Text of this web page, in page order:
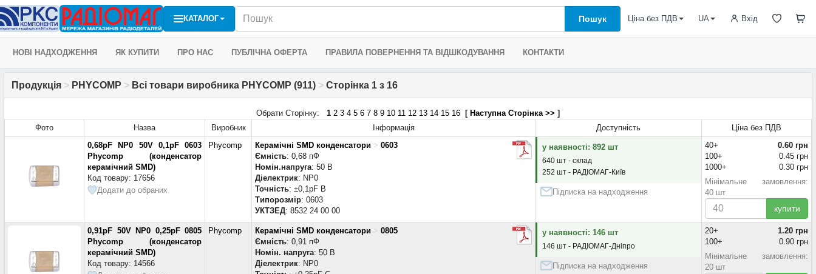
КАТАЛОГ Пошук Вхід
Ціна без ПДВ UA
НОВІ НАДХОДЖЕННЯ ЯК КУПИТИ ПРО НАС ПУБЛІЧНА ОФЕРТА ПРАВИЛА ПОВЕРНЕННЯ ТА ВІДШКОДУВАННЯ КОНТАКТИ
Продукція > PHYCOMP > Всі товари виробника PHYCOMP (911) > Сторінка 1 з 16
Обрати Сторінку: 1 2 3 4 5 6 7 8 9 10 11 12 13 14 15 16 [ Наступна Сторінка >> ]
Фото
Назва Виробник Інформація Доступність
Ціна без ПДВ
0,68pF NP0 50V 0,1pF 0603
Phycomp (конденсатор
керамічний SMD)
Код товару: 17656
Додати до обраних
Phycomp Керамічні SMD конденсатори > 0603
Ємність: 0,68 пФ
Номін.напруга: 50 В
Діелектрик: NP0
Точність: ±0,1pF B
Типорозмір: 0603
УКТЗЕД: 8532 24 00 00
у наявності: 892 шт
640 шт - склад
252 шт - РАДІОМАГ-Київ
Підписка на надходження
40+
0.60 грн
100+
0.45 грн
1000+
0.30 грн
Мінімальне замовлення:
40 шт
купити
0,91pF 50V NP0 0,25pF 0805
Phycomp (конденсатор
керамічний SMD)
Код товару: 14566
Phycomp Керамічні SMD конденсатори > 0805
Ємність: 0,91 пФ
Номін. напруга: 50 В
Діелектрик: NP0
у наявності: 146 шт
146 шт - РАДІОМАГ-Дніпро
Підписка на надходження
20+
1.20 грн
100+
0.90 грн
Мінімальне замовлення:
20 шт